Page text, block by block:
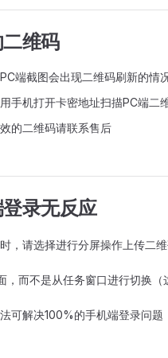
维码
端截图会出现二维码刷新的情
手机打开卡密地址扫描PC端二
的二维码请联系售后
录无反应
，请选择进行分屏操作上传二维
，而不是从任务窗口进行切换（
可解决100%的手机端登录问题